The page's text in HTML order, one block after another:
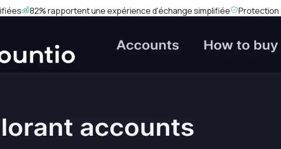
82% rapportent une expérience d'échange simplifiée Protection